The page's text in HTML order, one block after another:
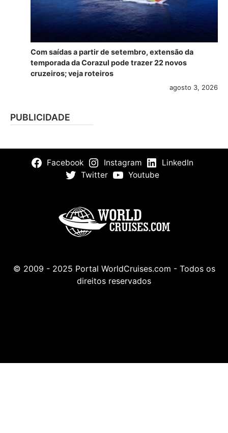
Com saídas a partir de setembro, extensão da
temporada da Corazul pode trazer 22 novos
cruzeiros; veja roteiros
agosto 3, 2026
PUBLICIDADE
Facebook Instagram
LinkedIn
Twitter
Youtube
© 2009 - 2025 Portal WorldCruises.com - Todos os
direitos reservados